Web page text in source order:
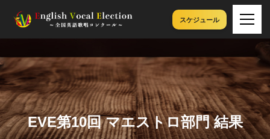
スケジュール
EVE第10回 マエストロ部門 結果